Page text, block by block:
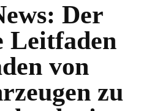
Der
Leitfaden
von
zu